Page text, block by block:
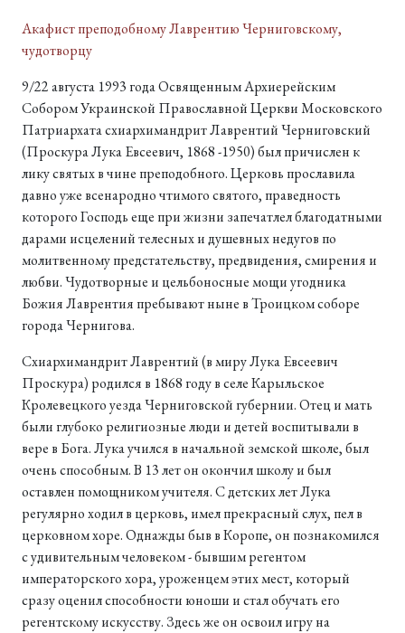
Акафист преподобному Лаврентию Черниговскому,
чудотворцу
9/22 августа 1993 года Освященным Архиерейским
Собором Украинской Православной Церкви Московского
Патриархата схиархимандрит Лаврентий Черниговский
(Проскура Лука Евсеевич, 1868 -1950) был причислен к
лику святых в чине преподобного. Церковь прославила
давно уже всенародно чтимого святого, праведность
которого Господь еще при жизни запечатлел благодатными
дарами исцелений телесных и душевных недугов по
молитвенному предстательству, предвидения, смирения и
любви. Чудотворные и цельбоносные мощи угодника
Божия Лаврентия пребывают ныне в Троицком соборе
города Чернигова.
Схиархимандрит Лаврентий (в миру Лука Евсеевич
Проскура) родился в 1868 году в селе Карыльское
Кролевецкого уезда Черниговской губернии. Отец и мать
были глубоко религиозные люди и детей воспитывали в
вере в Бога. Лука учился в начальной земской школе, был
очень способным. В 13 лет он окончил школу и был
оставлен помощником учителя. С детских лет Лука
регулярно ходил в церковь, имел прекрасный слух, пел в
церковном хоре. Однажды быв в Коропе, он познакомился
с удивительным человеком - бывшим регентом
императорского хора, уроженцем этих мест, который
сразу оценил способности юноши и стал обучать его
регентскому искусству. Здесь же он освоил игру на